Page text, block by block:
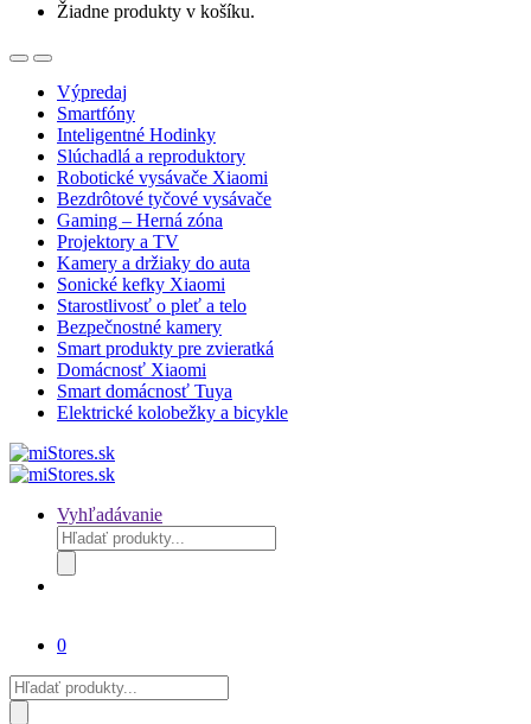
Žiadne produkty v košíku.
OpenClose
Výpredaj
Smartfóny
Inteligentné Hodinky
Slúchadlá a reproduktory
Robotické vysávače Xiaomi
Bezdrôtové tyčové vysávače
Gaming – Herná zóna
Projektory a TV
Kamery a držiaky do auta
Sonické kefky Xiaomi
Starostlivosť o pleť a telo
Bezpečnostné kamery
Smart produkty pre zvieratká
Domácnosť Xiaomi
Smart domácnosť Tuya
Elektrické kolobežky a bicykle
Vyhľadávanie
Products
search
0
Products
search